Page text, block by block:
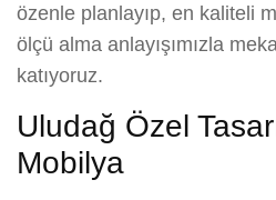
özenle planlayıp, en kaliteli
ölçü alma anlayışımızla
katıyoruz.
Uludağ Özel
Mobilya